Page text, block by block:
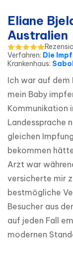
Eliane
Australien
Verfahren: Die
Krankenhaus:
Ich war auf dem
mein Baby
Kommunikation
Landessprache
gleichen
bekommen
Arzt war
versicherte mir
bestmögliche
Besucher aus
auf jeden Fall
modernen